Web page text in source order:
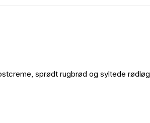
sprødt rugbrød og syltede rødløg